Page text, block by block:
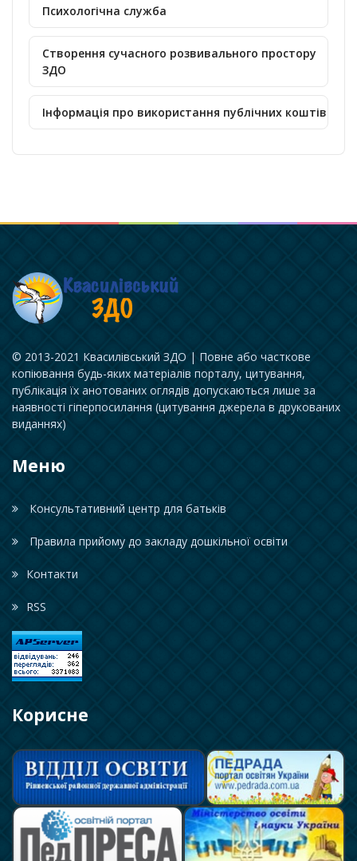
Психологічна служба
Створення сучасного розвивального простору
ЗДО
Інформація про використання публічних коштів
© 2013-2021 Квасилівський ЗДО | Повне або часткове
копіювання будь-яких матеріалів порталу, цитування,
публікація їх анотованих оглядів допускаються лише за
наявності гіперпосилання (цитування джерела в друкованих
виданнях)
Меню
Консультативний центр для батьків
Правила прийому до закладу дошкільної освіти
Контакти
RSS
Корисне